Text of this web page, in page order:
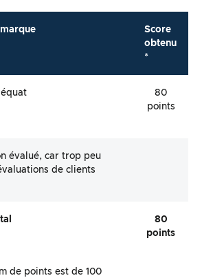
Score
obtenu
*
80
points
évalué, car trop peu
de clients
80
points
de points est de 100